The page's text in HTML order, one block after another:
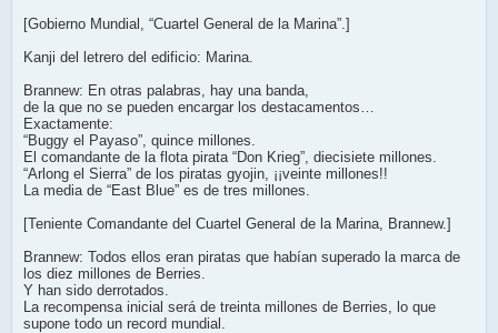
[Gobierno Mundial, “Cuartel General de la Marina”.]
Kanji del letrero del edificio: Marina.
Brannew: En otras palabras, hay una banda,
de la que no se pueden encargar los destacamentos…
Exactamente:
“Buggy el Payaso”, quince millones.
El comandante de la flota pirata “Don Krieg”, diecisiete millones.
“Arlong el Sierra” de los piratas gyojin, ¡¡veinte millones!!
La media de “East Blue” es de tres millones.
[Teniente Comandante del Cuartel General de la Marina, Brannew.]
Brannew: Todos ellos eran piratas que habían superado la marca de
los diez millones de Berries.
Y han sido derrotados.
La recompensa inicial será de treinta millones de Berries, lo que
supone todo un record mundial.